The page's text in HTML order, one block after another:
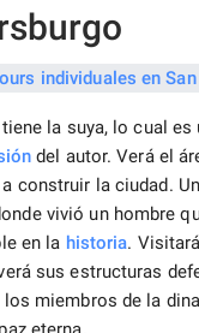
la suya, lo cual es
del autor. Verá el
construir la ciudad.
vivió un hombre
en la historia.
sus estructuras
los miembros de la